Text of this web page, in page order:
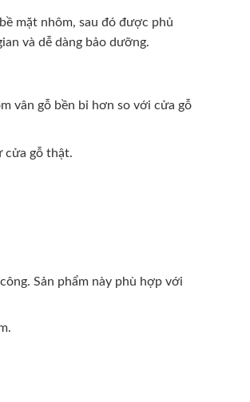
mặt nhôm, sau đó được phủ
và dễ dàng bảo dưỡng.
vân gỗ bền bỉ hơn so với cửa gỗ
cửa gỗ thật.
Sản phẩm này phù hợp với